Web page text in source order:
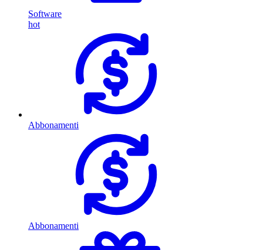
Software
hot
Abbonamenti
Abbonamenti